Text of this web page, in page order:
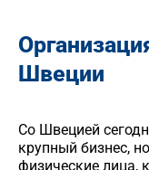
Швеции
Со Швецией
крупный бизнес,
физические лица,